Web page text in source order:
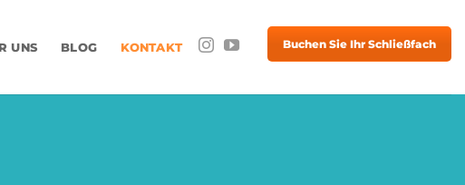
UNS BLOG KONTAKT Buchen Sie Ihr Schließfach